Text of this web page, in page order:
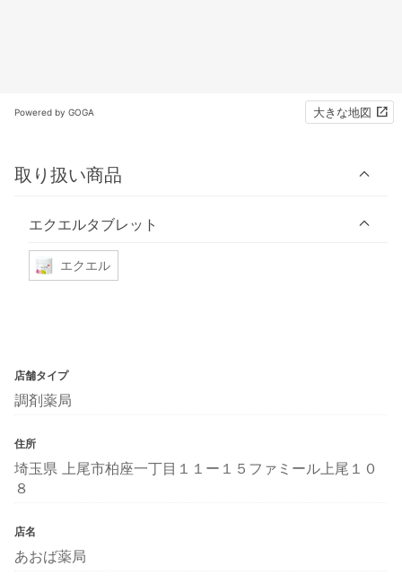
Powered by GOGA 大きな地図
取り扱い商品
エクエルタブレット
エクエル
店舗タイプ
調剤薬局
住所
埼玉県 上尾市柏座一丁目１１ー１５ファミール上尾１０
８
店名
あおば薬局